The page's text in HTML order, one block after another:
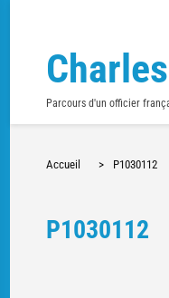
Parcours d'un officier
Accueil > P1030112
P1030112